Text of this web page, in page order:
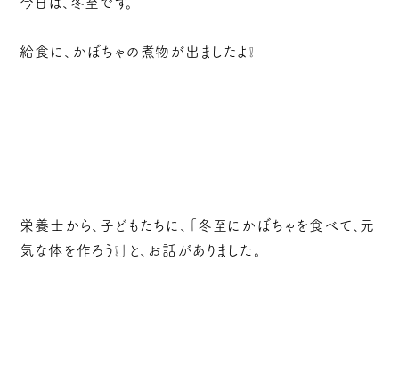
給食に、かぼちゃの煮物が出ましたよ❕
栄養士から、子どもたちに、「冬至にかぼちゃを食べて、元
気な体を作ろう❕」と、お話がありました。